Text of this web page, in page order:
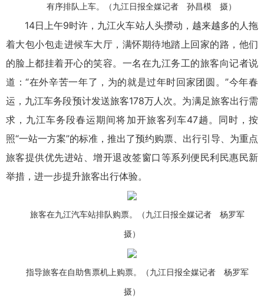
有序排队上车。（九江日报全媒记者 孙昌模 摄）
14日上午9时许，九江火车站人头攒动，越来越多的人拖
着大包小包走进候车大厅，满怀期待地踏上回家的路，他们
的脸上都挂着开心的笑容。一名在九江务工的旅客向记者说
道：“在外辛苦一年了，为的就是过年时回家团圆。”今年春
运，九江车务段预计发送旅客178万人次。为满足旅客出行需
求，九江车务段春运期间将加开旅客列车47趟。同时，按
照“一站一方案”的标准，推出了预约购票、出行引导、为重点
旅客提供优先进站、增开退改签窗口等系列便民利民惠民新
举措，进一步提升旅客出行体验。
旅客在九江汽车站排队购票。（九江日报全媒记者 杨罗军
摄）
指导旅客在自助售票机上购票。（九江日报全媒记者 杨罗军
摄）